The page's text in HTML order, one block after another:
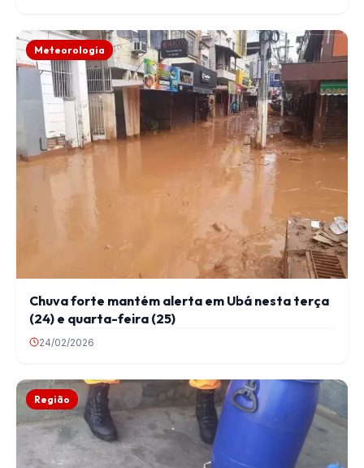
Meteorologia
Chuva forte mantém alerta em Ubá nesta terça
(24) e quarta-feira (25)
24/02/2026
Região